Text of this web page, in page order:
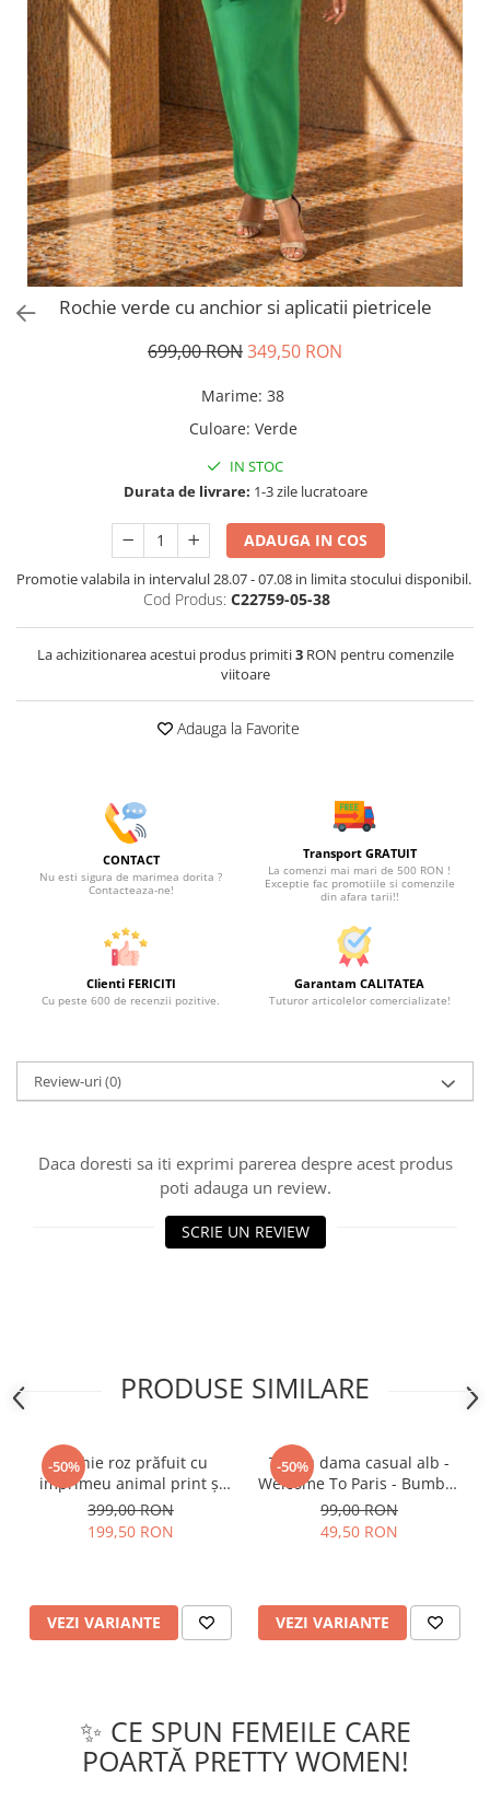
Tricouri si topuri
Rochii de eveniment
Rochie verde cu anchior si aplicatii pietricele
699,00 RON349,50 RON
Marime: 38
Culoare: Verde
IN STOC
Durata de livrare: 1-3 zile lucratoare
ADAUGA IN COS
Promotie valabila in intervalul 28.07 - 07.08 in limita stocului disponibil.
Cod Produs: C22759-05-38
La achizitionarea acestui produs primiti3RON pentru comenzile
viitoare
Adauga la Favorite
CONTACT
Nu esti sigura de marimea dorita ?
Contacteaza-ne!
Transport GRATUIT
La comenzi mai mari de 500 RON !
Exceptie fac promotiile si comenzile
din afara tarii!!
Clienti FERICITI
Cu peste 600 de recenzii pozitive.
Garantam CALITATEA
Tuturor articolelor comercializate!
Review-uri(0)
Daca doresti sa iti exprimi parerea despre acest produs
poti adauga un review.
SCRIE UN REVIEW
PRODUSE SIMILARE
-50%
Rochie roz prăfuit cu
imprimeu animal print și
curea
399,00 RON
199,50 RON
VEZI VARIANTE
-50%
Tricou dama casual alb -
Welcome To Paris - Bumbac
Organic
99,00 RON
49,50 RON
VEZI VARIANTE
✨ CE SPUN FEMEILE CARE
POARTĂ PRETTY WOMEN!